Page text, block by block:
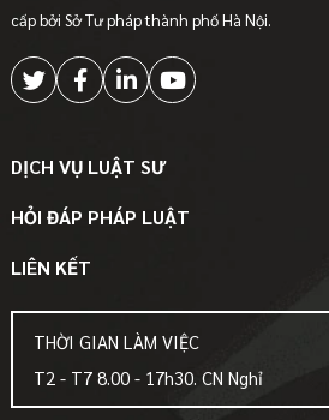
cấp bởi Sở Tư pháp thành phố Hà Nội.
DỊCH VỤ LUẬT SƯ
HỎI ĐÁP PHÁP LUẬT
LIÊN KẾT
THỜI GIAN LÀM VIỆC
T2 - T7 8.00 - 17h30. CN Nghỉ